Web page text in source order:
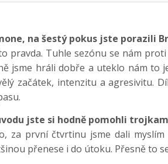
na šestý pokus jste porazili
pravda. Tuhle sezónu se nám
jsme hráli dobře a uteklo nám to
začátek, intenzitu a agresivitu.
jste si hodně pomohli
za první čtvrtinu jsme dali
přenese i do útoku. Přesně to